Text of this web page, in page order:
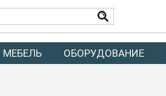
МЕБЕЛЬ ОБОРУДОВАНИЕ